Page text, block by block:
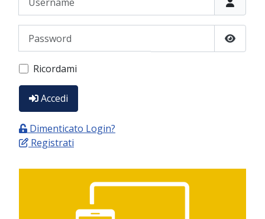
Password
Show
Ricordami
Accedi
Dimenticato Login?
Registrati